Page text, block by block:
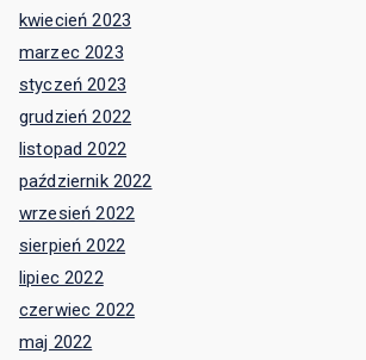
kwiecień 2023
marzec 2023
styczeń 2023
grudzień 2022
listopad 2022
październik 2022
wrzesień 2022
sierpień 2022
lipiec 2022
czerwiec 2022
maj 2022